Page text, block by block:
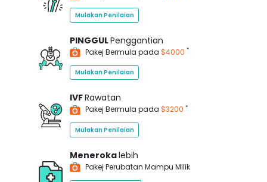
Mulakan Penilaian
PINGGULPenggantian
Pakej Bermula pada $4000 *
Mulakan Penilaian
IVFRawatan
Pakej Bermula pada $3200 *
Mulakan Penilaian
Menerokalebih
Pakej Perubatan Mampu Milik